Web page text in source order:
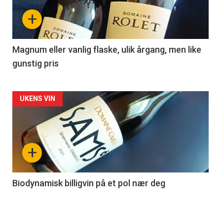
nå
3
+
Magnum eller vanlig flaske, ulik årgang, men like
gunstig pris
Forsiden
akkurat
nå
4
+
UKENS VIN
Biodynamisk billigvin på et pol nær deg